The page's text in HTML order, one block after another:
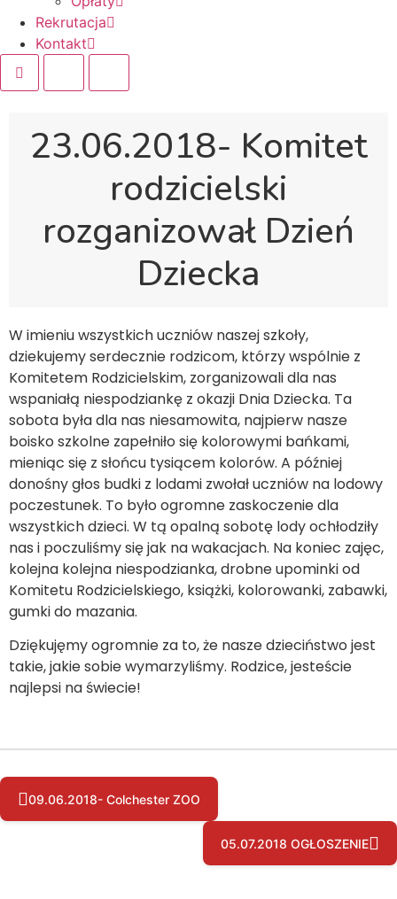
Rekrutacja
Kontakt
23.06.2018- Komitet
rodzicielski
rozganizował Dzień
Dziecka
W imieniu wszystkich uczniów naszej szkoły,
dziekujemy serdecznie rodzicom, którzy wspólnie z
Komitetem Rodzicielskim, zorganizowali dla nas
wspaniałą niespodziankę z okazji Dnia Dziecka. Ta
sobota była dla nas niesamowita, najpierw nasze
boisko szkolne zapełniło się kolorowymi bańkami,
mieniąc się z słońcu tysiącem kolorów. A później
donośny głos budki z lodami zwołał uczniów na lodowy
poczestunek. To było ogromne zaskoczenie dla
wszystkich dzieci. W tą opalną sobotę lody ochłodziły
nas i poczuliśmy się jak na wakacjach. Na koniec zajęc,
kolejna kolejna niespodzianka, drobne upominki od
Komitetu Rodzicielskiego, książki, kolorowanki, zabawki,
gumki do mazania.
Dziękujęmy ogromnie za to, że nasze dzieciństwo jest
takie, jakie sobie wymarzyliśmy. Rodzice, jesteście
najlepsi na świecie!
09.06.2018- Colchester ZOO
05.07.2018 OGŁOSZENIE